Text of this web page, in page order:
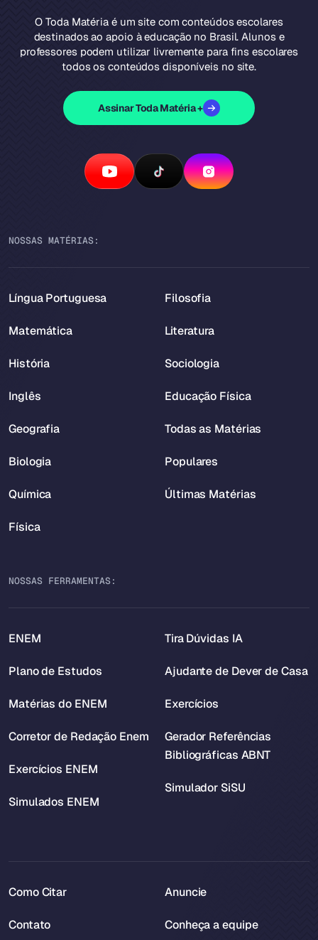
O Toda Matéria é um site com conteúdos escolares
destinados ao apoio à educação no Brasil. Alunos e
professores podem utilizar livremente para fins escolares
todos os conteúdos disponíveis no site.
Assinar Toda Matéria +
NOSSAS MATÉRIAS:
Língua Portuguesa
Matemática
História
Inglês
Geografia
Biologia
Química
Física
Filosofia
Literatura
Sociologia
Educação Física
Todas as Matérias
Populares
Últimas Matérias
NOSSAS FERRAMENTAS:
ENEM
Plano de Estudos
Matérias do ENEM
Corretor de Redação Enem
Exercícios ENEM
Simulados ENEM
Tira Dúvidas IA
Ajudante de Dever de Casa
Exercícios
Gerador Referências
Bibliográficas ABNT
Simulador SiSU
Como Citar
Contato
Anuncie
Conheça a equipe